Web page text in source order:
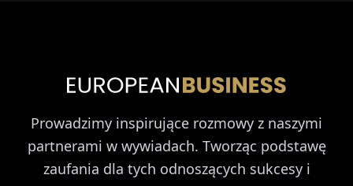
Prowadzimy inspirujące rozmowy z naszymi
partnerami w wywiadach. Tworząc podstawę
zaufania dla tych odnoszących sukcesy i